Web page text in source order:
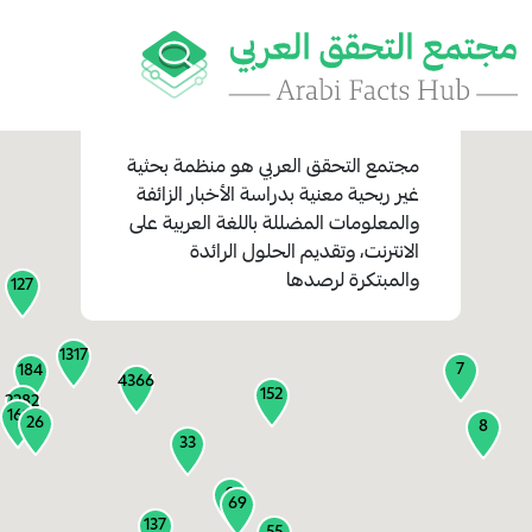
69
127
137
2282
8
4366
184
33
7
152
1317
26
1
9
161
مجتمع التحقق العربيهو منظمة بحثية
غير ربحية معنية بدراسة الأخبار الزائفة
والمعلومات المضللة باللغة العربية على
الانترنت، وتقديم الحلول الرائدة
والمبتكرة لرصدها